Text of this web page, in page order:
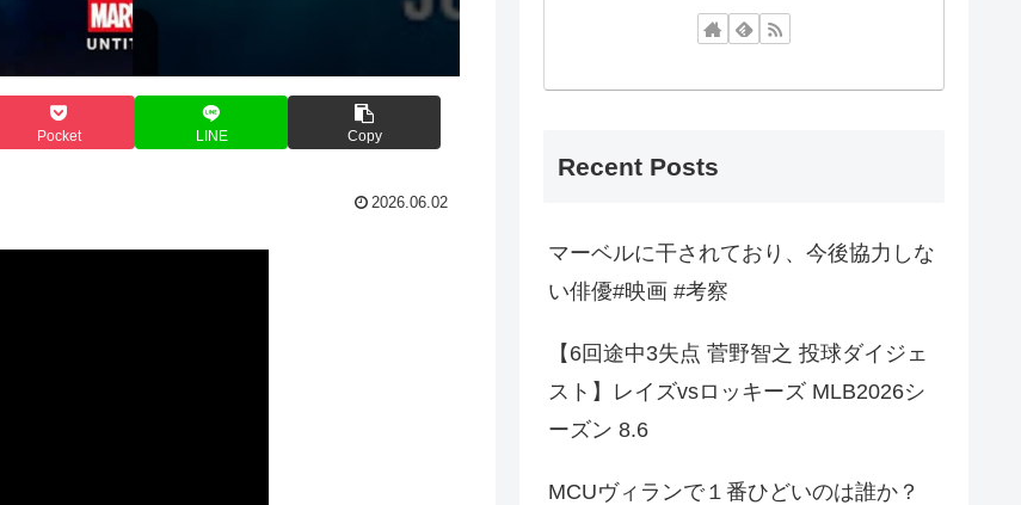
Pocket LINE Copy
2026.06.02
Recent Posts
マーベルに干されており、今後協力しな
い俳優#映画 #考察
【6回途中3失点 菅野智之 投球ダイジェ
スト】レイズvsロッキーズ MLB2026シ
ーズン 8.6
MCUヴィランで１番ひどいのは誰か？